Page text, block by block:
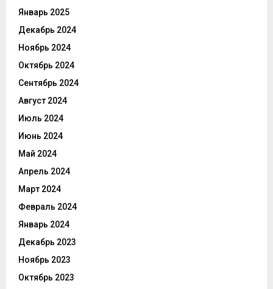
Январь 2025
Декабрь 2024
Ноябрь 2024
Октябрь 2024
Сентябрь 2024
Август 2024
Июль 2024
Июнь 2024
Май 2024
Апрель 2024
Март 2024
Февраль 2024
Январь 2024
Декабрь 2023
Ноябрь 2023
Октябрь 2023